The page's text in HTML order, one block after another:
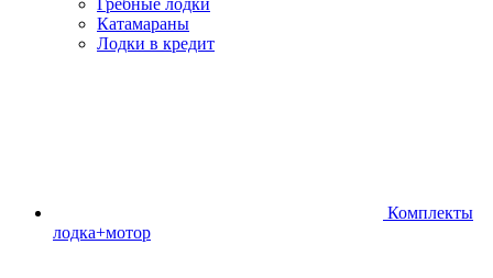
Гребные лодки
Катамараны
Лодки в кредит
Комплекты
лодка+мотор